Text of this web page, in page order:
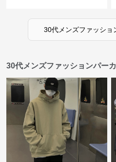
30代メンズファッショ
30代メンズファッションパー